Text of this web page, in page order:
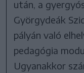
után, a
Györgydeák
pályán való
pedagógia
Ugyanakkor